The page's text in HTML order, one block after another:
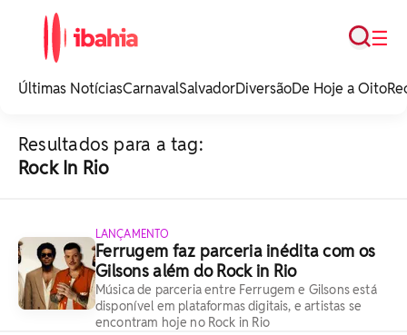
noticias e
☰
Busca
Últimas NotíciasCarnavalSalvadorDiversãoDe Hoje a Oito
Resultados para a tag:
Rock In Rio
LANÇAMENTO
Ferrugem faz parceria inédita com os
Gilsons além do Rock in Rio
Música de parceria entre Ferrugem e Gilsons está
disponível em plataformas digitais, e artistas se
encontram hoje no Rock in Rio